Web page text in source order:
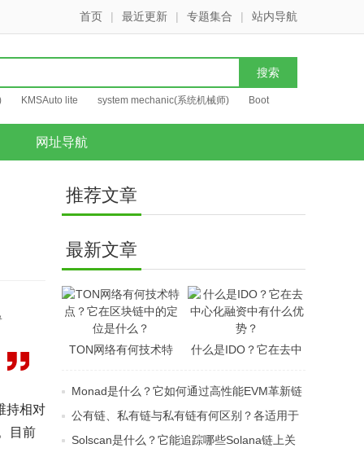
首页 | 最近更新 | 专题集合 | 站内导航
KMSAuto lite system mechanic(系统机械师) Boot
网址导航
持相对
目前
推荐文章
最新文章
TON网络有何技术特
位是什么？
什么是IDO？它在去中
势？
Monad是什么？它如何通过高性能EVM革新链
游？公有链、私有链与私有链有何区别？各适用于
哪些应用场景？
Solscan是什么？它能追踪哪些Solana链上关